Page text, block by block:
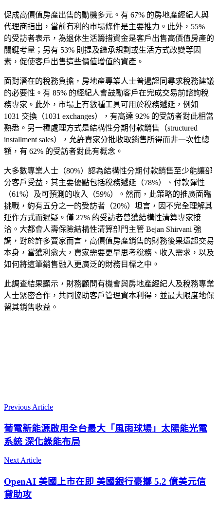
促成高價值房產出售的動機多元。有 67% 的房地產經紀人與
代理商指出，當前有利的市場條件是主要推力。此外，55%
的受訪者表示，為退休生活籌措資金是客戶出售高價值房產的
關鍵考量；另有 53% 則提及繼承規劃或生活方式改變等因
素，促使客戶出售這些價值增值的資產。
面對潛在的稅務負擔，房地產專業人士普遍認同尋求稅務建議
的必要性。有 85% 的經紀人會鼓勵客戶在完成交易前諮詢稅
務專家。此外，市場上有數種工具可用於稅務遞延，例如
1031 交換（1031 exchanges），有高達 92% 的受訪者對此相當
熟悉。另一種處理方式是結構性分期付款銷售（structured
installment sales），允許賣家分批收取銷售所得而非一次性總
額，有 62% 的受訪者對此有概念。
大多數專業人士（80%）認為結構性分期付款銷售至少能讓部
分客戶受益，其主要優點包括稅務遞延（78%）、付款彈性
（61%）及可預測的收入（59%）。然而，此策略的推廣面臨
挑戰，約有五分之一的受訪者（20%）坦言，因不完全理解其
運作方式而遲疑。僅 27% 的受訪者曾獲結構性清算專家接
洽。大都會人壽保險結構性清算部門主管 Bejan Shirvani 強
調，對於許多賣家而言，高價值房產銷售的財務後果遠超交易
本身，當獲利愈大，賣家需要更早思考稅務、收入需求，以及
如何將這筆銷售融入更廣泛的財務目標之中。
此調查結果顯示，財務顧問有機會與房地產經紀人及稅務專業
人士緊密合作，共同協助客戶管理資本利得，並最大限度地保
留其銷售收益。
Previous Article
葡電新能源啟用全台最大「風雨球場」太陽能光電
系統 深化綠能布局
Next Article
OpenAI 美國上市在即 美國銀行豪擲 5.2 億美元信
貸助攻